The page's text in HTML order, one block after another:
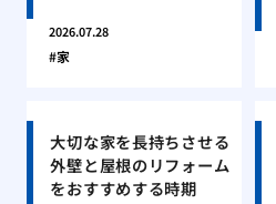
2026.07.28
家
大切な家を長持ちさせる
外壁と屋根のリフォーム
をおすすめする時期